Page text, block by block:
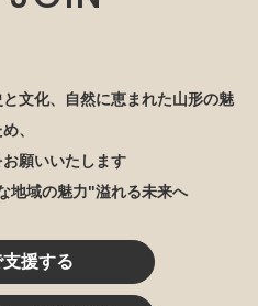
文化、自然に恵まれた山形の魅
、
願いいたします
地域の魅力"溢れる未来へ
援する